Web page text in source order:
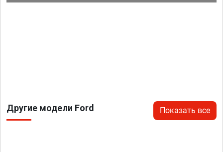
Другие модели Ford Показать все